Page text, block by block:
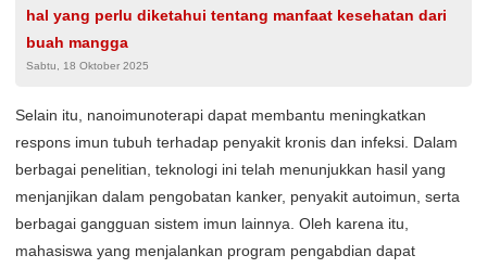
hal yang perlu diketahui tentang manfaat kesehatan dari
buah mangga
Sabtu, 18 Oktober 2025
Selain itu, nanoimunoterapi dapat membantu meningkatkan
respons imun tubuh terhadap penyakit kronis dan infeksi. Dalam
berbagai penelitian, teknologi ini telah menunjukkan hasil yang
menjanjikan dalam pengobatan kanker, penyakit autoimun, serta
berbagai gangguan sistem imun lainnya. Oleh karena itu,
mahasiswa yang menjalankan program pengabdian dapat